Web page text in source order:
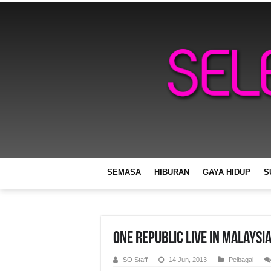
SEMASA HIBURAN GAYA HIDUP
One Republic Live In
SO Staff 14 Jun, 2013 Pelbagai